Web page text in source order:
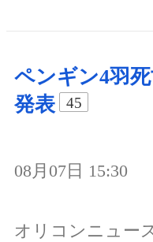
ペンギン4羽
発表
45
08月07日 15:30
オリコンニュー